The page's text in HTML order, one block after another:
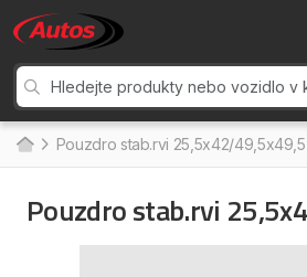
Pouzdro stab.rvi 25,5x42/49,5x49,5
Pouzdro stab.rvi